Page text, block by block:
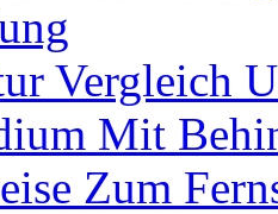
Vergleich
Mit
Zum